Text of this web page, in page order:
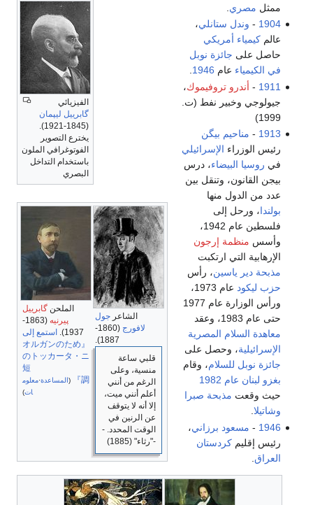
الفيزيائي
گابرييل ليپمان
(1845-1921).
يخترع التصوير
الفوتوغرافي الملون
باستخدام التداخل
البصري
الشاعر جول
لافورج
(1860-
1887).
قلبي ساعة
منسية، وعلى
الرغم من أنني
أعلم أنني ميت،
إلا أنه لا يتوقف
عن الرنين في
الوقت المحدد. -
-"رثاء" (1885)
الملحن گابرييل
پيرنيه
(1863-
1937).
استمع إلى
『オルガンのため
のトッカータ・ニ
短
調』
( المساعدة·معلوم
ات)
ممثل مصري
1904
- وندل ستانلي،
عالمكيمياء أمريكي
حاصل على جائزة نوبل
في الكيمياء عام 1946
.
1911
- أندرو تروفيموك،
جيولوجي وخبير نفط (ت.
1999)
1913
- مناحيم بيگن
رئيس الوزراء الإسرائيلي
في روسيا البيضاء، درس
بيجن القانون، وتنقل بين
عدد من الدول منها
بولندا، ورحل إلى
فلسطين عام 1942،
وأسس منظمة إرجون
الإرهابية التي ارتكبت
مذبحة دير ياسين، رأس
حزب ليكود
عام 1973،
ورأس الوزارة عام 1977
حتى عام 1983، وعقد
معاهدة السلام المصرية
الإسرائيلية، وحصل على
جائزة نوبل للسلام، وقام
بغزو لبنان عام 1982
حيث وقعت مذبحة صبرا
وشاتيلا
1946
- مسعود برزاني،
رئيس إقليمكردستان
العراق